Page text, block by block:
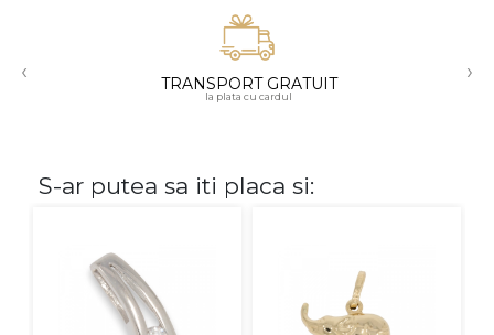
Fara pietre
Cu pietre
‹ TRANSPORT GRATUIT
la plata cu cardul
›
S-ar putea sa iti placa si: